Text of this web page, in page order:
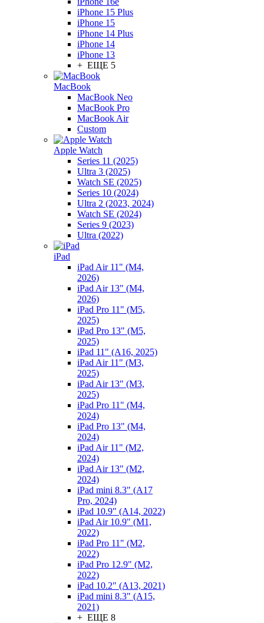
iPhone 15 Plus
iPhone 15
iPhone 14 Plus
iPhone 14
iPhone 13
+ ЕЩЕ 5
MacBook
MacBook Neo
MacBook Pro
MacBook Air
Custom
Apple Watch
Series 11 (2025)
Ultra 3 (2025)
Watch SE (2025)
Series 10 (2024)
Ultra 2 (2023, 2024)
Watch SE (2024)
Series 9 (2023)
Ultra (2022)
iPad
iPad Air 11" (M4,
2026)
iPad Air 13" (M4,
2026)
iPad Pro 11" (M5,
2025)
iPad Pro 13" (M5,
2025)
iPad 11" (A16, 2025)
iPad Air 11" (M3,
2025)
iPad Air 13" (M3,
2025)
iPad Pro 11" (M4,
2024)
iPad Pro 13" (M4,
2024)
iPad Air 11" (M2,
2024)
iPad Air 13" (M2,
2024)
iPad mini 8.3" (A17
Pro, 2024)
iPad 10.9" (A14, 2022)
iPad Air 10.9" (M1,
2022)
iPad Pro 11" (M2,
2022)
iPad Pro 12.9" (M2,
2022)
iPad 10.2" (A13, 2021)
iPad mini 8.3" (A15,
2021)
+ ЕЩЕ 8